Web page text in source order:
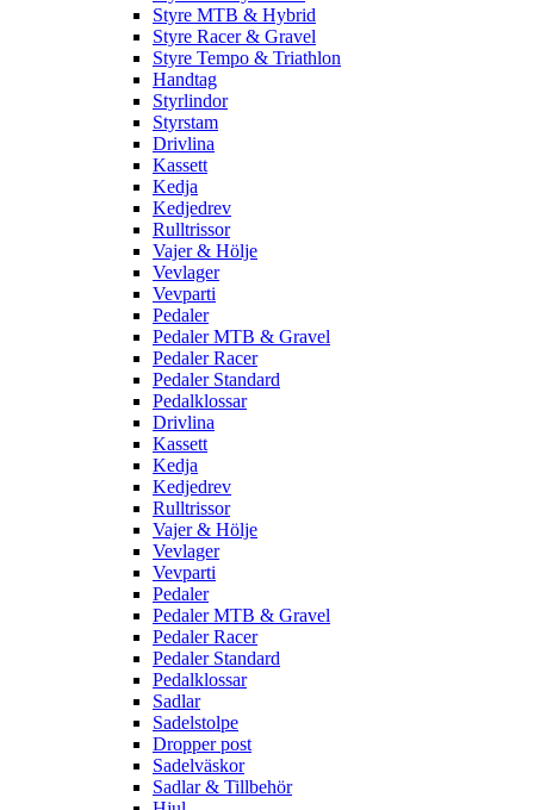
Styre MTB & Hybrid
Styre Racer & Gravel
Styre Tempo & Triathlon
Handtag
Styrlindor
Styrstam
Drivlina
Kassett
Kedja
Kedjedrev
Rulltrissor
Vajer & Hölje
Vevlager
Vevparti
Pedaler
Pedaler MTB & Gravel
Pedaler Racer
Pedaler Standard
Pedalklossar
Drivlina
Kassett
Kedja
Kedjedrev
Rulltrissor
Vajer & Hölje
Vevlager
Vevparti
Pedaler
Pedaler MTB & Gravel
Pedaler Racer
Pedaler Standard
Pedalklossar
Sadlar
Sadelstolpe
Dropper post
Sadelväskor
Sadlar & Tillbehör